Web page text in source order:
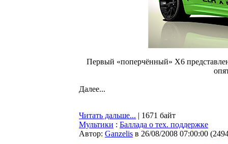
Первый «поперчённый» X6
Далее...
Читать дальше... | 1671 байт
Мультики : Баллада о тех. поддержке
Автор: Ganzelis в 26/08/2008 07:00:00 (